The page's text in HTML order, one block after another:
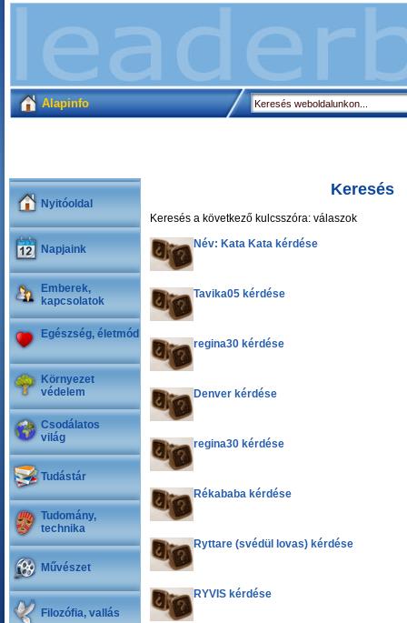
Alapinfo
Nyitóoldal
Napjaink
Emberek,
kapcsolatok
Egészség, életmód
Környezet
védelem
Csodálatos
világ
Tudástár
Tudomány,
technika
Művészet
Filozófia, vallás
Keresés
Keresés a következő kulcsszóra: válaszok
Név: Kata Kata kérdése
Tavika05 kérdése
regina30 kérdése
Denver kérdése
regina30 kérdése
Rékababa kérdése
Ryttare (svédül lovas) kérdése
RYVIS kérdése